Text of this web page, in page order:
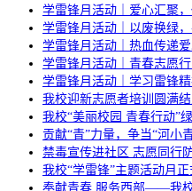
学雷锋月活动｜爱心汇聚
学雷锋月活动｜以废换绿
学雷锋月活动｜热血传递
学雷锋月活动｜青春志愿
学雷锋月活动｜学习雷锋
我校迎新志愿者培训圆满
我校“美丽校园 青春行动”
贡献“青”力量，争当“河小
禁毒宣传进社区 志愿同行
我校“学雷锋”主题活动月
奉献青春 服务西部——我校